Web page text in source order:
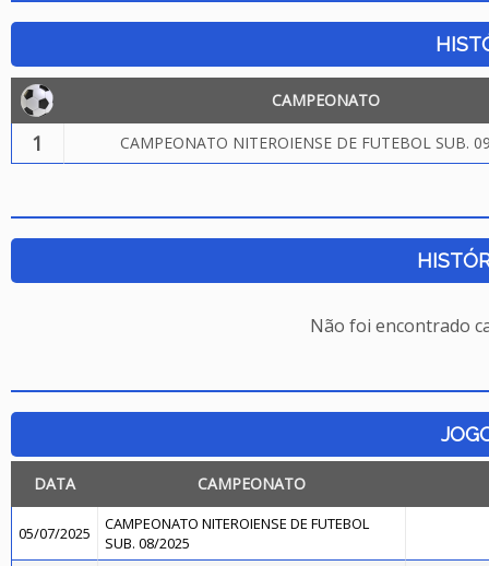
CAMPEONATO
1 CAMPEONATO NITEROIENSE DE FUTEBOL SUB.
Não foi encontrado
DATA CAMPEONATO
05/07/2025
CAMPEONATO NITEROIENSE DE FUTEBOL
SUB. 08/2025